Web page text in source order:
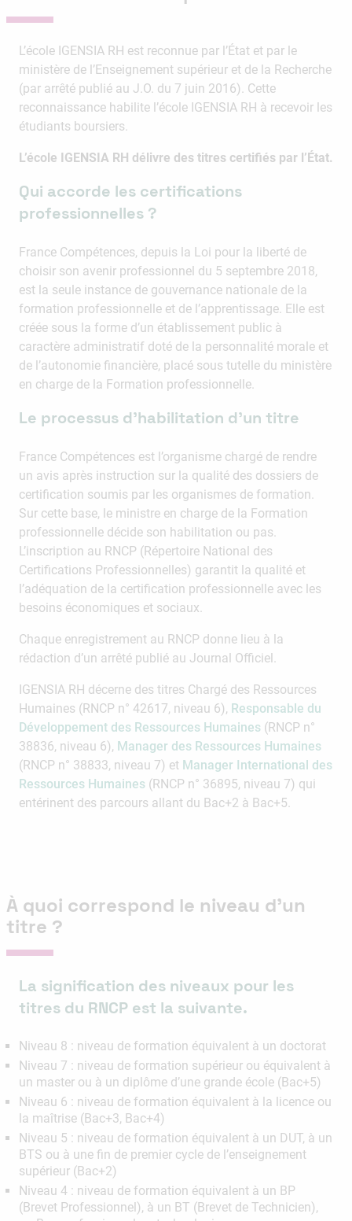
L’école IGENSIA RH est reconnue par l’État et par le
ministère de l’Enseignement supérieur et de la Recherche
(par arrêté publié au J.O. du 7 juin 2016). Cette
reconnaissance habilite l’école IGENSIA RH à recevoir les
étudiants boursiers.
L’école IGENSIA RH délivre des titres certifiés par l’État.
Qui accorde les certifications
professionnelles ?
France Compétences, depuis la Loi pour la liberté de
choisir son avenir professionnel du 5 septembre 2018,
est la seule instance de gouvernance nationale de la
formation professionnelle et de l’apprentissage. Elle est
créée sous la forme d’un établissement public à
caractère administratif doté de la personnalité morale et
de l’autonomie financière, placé sous tutelle du ministère
en charge de la Formation professionnelle.
Le processus d’habilitation d’un titre
France Compétences est l’organisme chargé de rendre
un avis après instruction sur la qualité des dossiers de
certification soumis par les organismes de formation.
Sur cette base, le ministre en charge de la Formation
professionnelle décide son habilitation ou pas.
L’inscription au RNCP (Répertoire National des
Certifications Professionnelles) garantit la qualité et
l’adéquation de la certification professionnelle avec les
besoins économiques et sociaux.
Chaque enregistrement au RNCP donne lieu à la
rédaction d’un arrêté publié au Journal Officiel.
IGENSIA RH décerne des titres Chargé des Ressources
Humaines (RNCP n° 42617, niveau 6), Responsable du
Développement des Ressources Humaines (RNCP n°
38836, niveau 6), Manager des Ressources Humaines
(RNCP n° 38833, niveau 7) et Manager International des
Ressources Humaines (RNCP n° 36895, niveau 7) qui
entérinent des parcours allant du Bac+2 à Bac+5.
À quoi correspond le niveau d’un
titre ?
La signification des niveaux pour les
titres du RNCP est la suivante.
Niveau 8 : niveau de formation équivalent à un doctorat
Niveau 7 : niveau de formation supérieur ou équivalent à
un master ou à un diplôme d’une grande école (Bac+5)
Niveau 6 : niveau de formation équivalent à la licence ou
la maîtrise (Bac+3, Bac+4)
Niveau 5 : niveau de formation équivalent à un DUT, à un
BTS ou à une fin de premier cycle de l’enseignement
supérieur (Bac+2)
Niveau 4 : niveau de formation équivalent à un BP
(Brevet Professionnel), à un BT (Brevet de Technicien),